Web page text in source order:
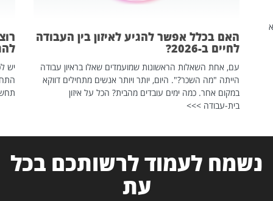
האם בכלל אפשר להגיע לאיזון בין העבודה
לחיים ב-2026?
עם, אחת השאלות הראשונות שמועמדים שאלו בראיון עבודה
הייתה "מה השכר?". היום, יותר ויותר אנשים מתחילים דווקא
במקום אחר. כמה ימים עובדים מהבית? הכל על איזון
בית-עבודה >>>
יש
נשמח לעמוד לרשותכם בכל
עת